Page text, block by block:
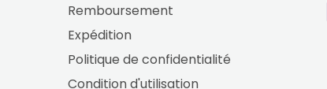
Remboursement
Expédition
Politique de confidentialité
Condition d'utilisation